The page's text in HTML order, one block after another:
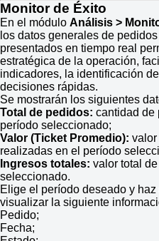
Monitor de Éxito
En el módulo Análisis >
los datos generales de
presentados en tiempo real
estratégica de la operación,
indicadores, la identificación
decisiones rápidas.
Se mostrarán los siguientes
Total de pedidos: cantidad de
período seleccionado;
Valor (Ticket Promedio): valor
realizadas en el período
Ingresos totales: valor total
seleccionado.
Elige el período deseado y haz
visualizar la siguiente
Pedido;
Fecha;